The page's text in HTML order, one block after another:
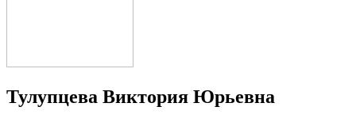
Тулупцева Виктория Юрьевна